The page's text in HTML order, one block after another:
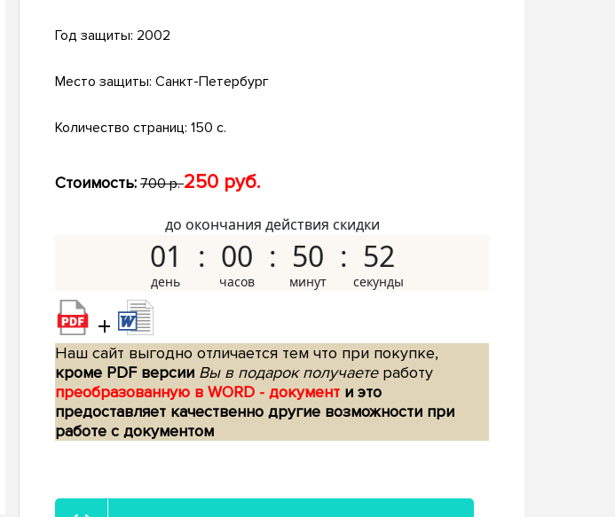
Год защиты: 2002
Место защиты: Санкт-Петербург
Количество страниц: 150 с.
Стоимость: 700 р.250 руб.
до окончания действия скидки
01 00 50 51
+
Наш сайт выгодно отличается тем что при покупке,
кроме PDF версии Вы в подарок получаетеработу
преобразованную в WORD - документ и это
предоставляет качественно другие возможности при
работе с документом